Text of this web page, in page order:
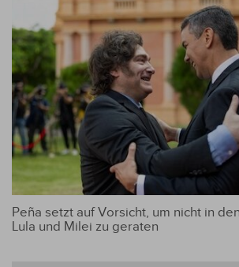
Peña setzt auf Vorsicht, um nicht in
Lula und Milei zu geraten